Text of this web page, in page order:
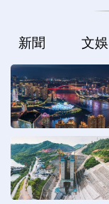
新聞 文娛